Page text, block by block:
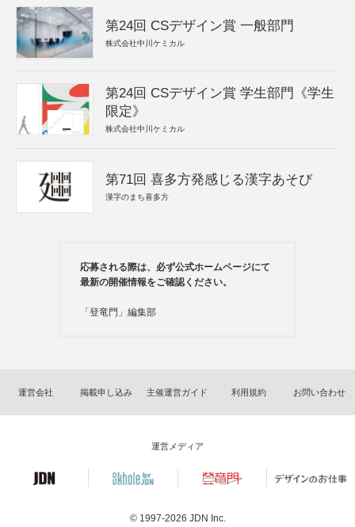
第24回 CSデザイン賞 一般部門
株式会社中川ケミカル
第24回 CSデザイン賞 学生部門《学生
限定》
株式会社中川ケミカル
第71回 喜多方発感じる漢字あそび
漢字のまち喜多方
応募される際は、必ず公式ホームページにて
最新の開催情報をご確認ください。
「登竜門」編集部
運営会社 掲載申し込み 主催運営ガイド 利用規約 お問い合わせ
運営メディア
© 1997-2026 JDN Inc.